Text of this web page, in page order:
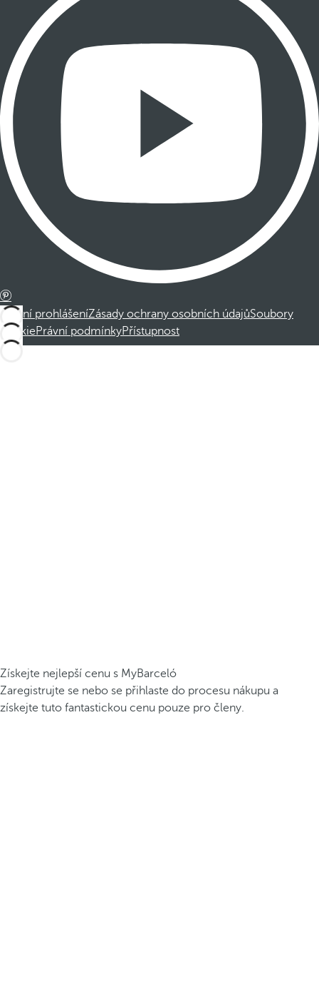
Právní prohlášeníZásady ochrany osobních údajůSoubory
cookiePrávní podmínkyPřístupnost
Získejte nejlepší cenu s MyBarceló
Zaregistrujte se nebo se přihlaste do procesu nákupu a
získejte tuto fantastickou cenu pouze pro členy.